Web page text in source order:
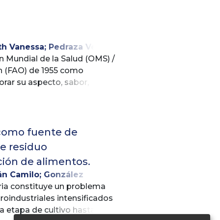
determinar los
Materno Infantil de
y descriptivo.
Vanessa; Pedraza Vera,
de la Salud (OMS) /
de 1955 como
su aspecto, sabor,
(Wu etal., 2021)
fuente de
residuo
de alimentos.
Camilo; González
constituye un problema
intensificados
etapa de cultivo hasta la